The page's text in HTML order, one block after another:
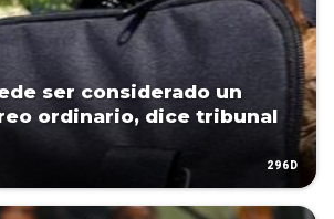
ser considerado un
ordinario, dice tribunal
296D